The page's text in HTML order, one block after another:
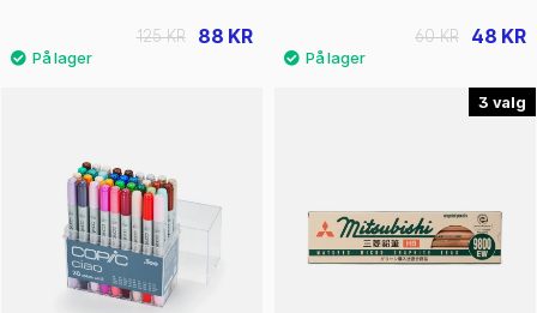
88 KR
125 KR 48 KR
60 KR
3